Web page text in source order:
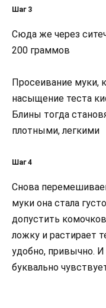
Шаг 3
Сюда же через
200 граммов
Просеивание муки,
насыщение теста
Блины тогда
плотными, легкими
Шаг 4
Снова
муки она стала
допустить
ложку и растирает
удобно, привычно.
буквально